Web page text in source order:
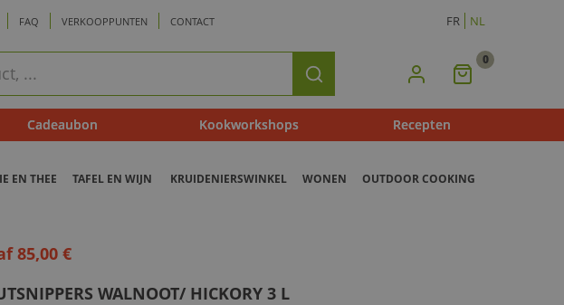
FAQ VERKOOPPUNTEN CONTACT FR NL
Zoeken Mijn
0
Cadeaubon Kookworkshops Recepten
EN THEE TAFEL EN WIJN KRUIDENIERSWINKEL WONEN OUTDOOR COOKING
85,00 €
WALNOOT/ HICKORY 3 L